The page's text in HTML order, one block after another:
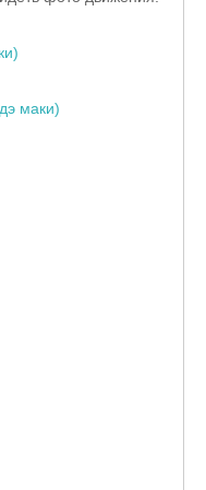
маки)